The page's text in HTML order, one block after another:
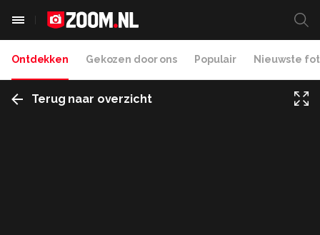
Ontdekken Gekozen door ons Populair Nieuwste
Terug naar overzicht